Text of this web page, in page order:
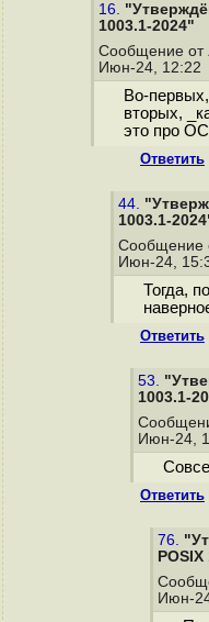
16.
1003.1-2024"
Сообщение от
Июн-24, 12:22
Во-
вторых,
это про
Ответить
44.
1003.1-
Сообщение
Июн-24,
Тогда,
Ответить
53.
1003.1-
Июн-24,
Ответить
76.
Июн-